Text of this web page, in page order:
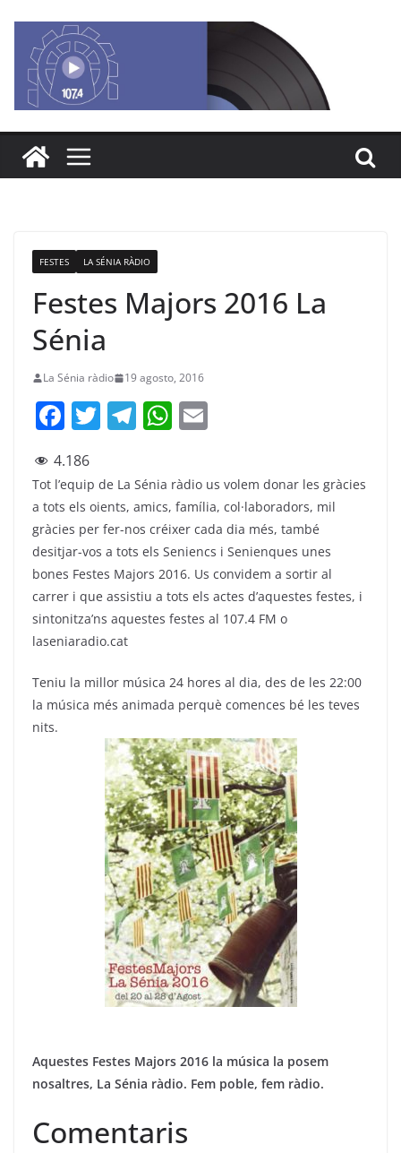
contenido
FESTES LA SÉNIA RÀDIO
Festes Majors 2016 La
Sénia
La Sénia ràdio 19 agosto, 2016
F
c
e
b
o
o
k
T
itt
er
T
e
gr
a
m
W
at
s
A
p
p
ai
l
4.186
Tot l’equip de La Sénia ràdio us volem donar les gràcies
a tots els oients, amics, família, col·laboradors, mil
gràcies per fer-nos créixer cada dia més, també
desitjar-vos a tots els Seniencs i Senienques unes
bones Festes Majors 2016. Us convidem a sortir al
carrer i que assistiu a tots els actes d’aquestes festes, i
sintonitza’ns aquestes festes al 107.4 FM o
laseniaradio.cat
Teniu la millor música 24 hores al dia, des de les 22:00
la música més animada perquè comences bé les teves
nits.
Aquestes Festes Majors 2016 la música la posem
nosaltres, La Sénia ràdio. Fem poble, fem ràdio.
Comentaris